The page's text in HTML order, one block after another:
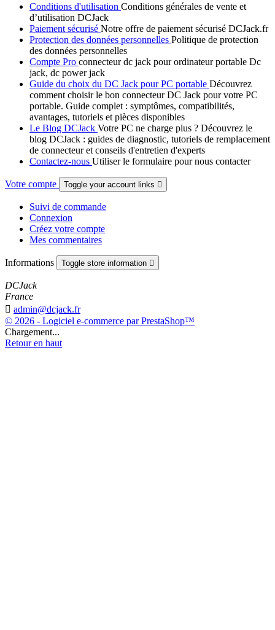
Conditions d'utilisation Conditions générales de vente et
d’utilisation DCJack
Paiement sécurisé Notre offre de paiement sécurisé DCJack.fr
Protection des données personnelles Politique de protection
des données personnelles
Compte Pro connecteur dc jack pour ordinateur portable Dc
jack, dc power jack
Guide du choix du DC Jack pour PC portable Découvrez
comment choisir le bon connecteur DC Jack pour votre PC
portable. Guide complet : symptômes, compatibilités,
avantages, tutoriels et pièces disponibles
Le Blog DCJack Votre PC ne charge plus ? Découvrez le
blog DCJack : guides de diagnostic, tutoriels de remplacement
de connecteur et conseils d'entretien d'experts
Contactez-nous Utiliser le formulaire pour nous contacter
Votre compte Toggle your account links 
Suivi de commande
Connexion
Créez votre compte
Mes commentaires
Informations Toggle store information 
DCJack
France
 admin@dcjack.fr
© 2026 - Logiciel e-commerce par PrestaShop™
Chargement...
Retour en haut